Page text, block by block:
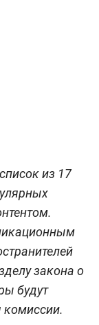
из 17
закона о
будут
комиссии.